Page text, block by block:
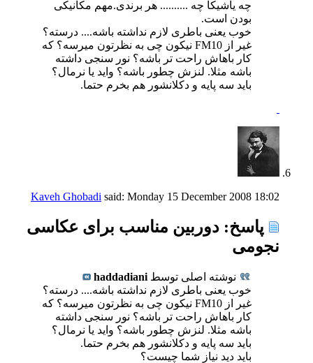
چه یاشیکا چه .......... هر برندی.مهم مکانیکی
بودن است.
خوب یعنی باطری لازم نداشته باشه.... درسته؟
غیر از FM10 نیکون چی به نظرتون میرسه؟ که
کار باهاش راحت تر باشه؟ نور سنجی داشته
باشه مثلا. لنزش چطور باشه؟ واید یا نرمال؟
باید سه پایه و دکلانشور هم بخرم حتما.
Kaveh Ghobadi said: Monday 15 December 2008 18:02
پاسخ: دوربین مناسب برای عکاسی
نجومی
نوشته اصلی توسط haddadiani
خوب یعنی باطری لازم نداشته باشه.... درسته؟
غیر از FM10 نیکون چی به نظرتون میرسه؟ که
کار باهاش راحت تر باشه؟ نور سنجی داشته
باشه مثلا. لنزش چطور باشه؟ واید یا نرمال؟
باید سه پایه و دکلانشور هم بخرم حتما.
باید دید نیاز شما چیست؟